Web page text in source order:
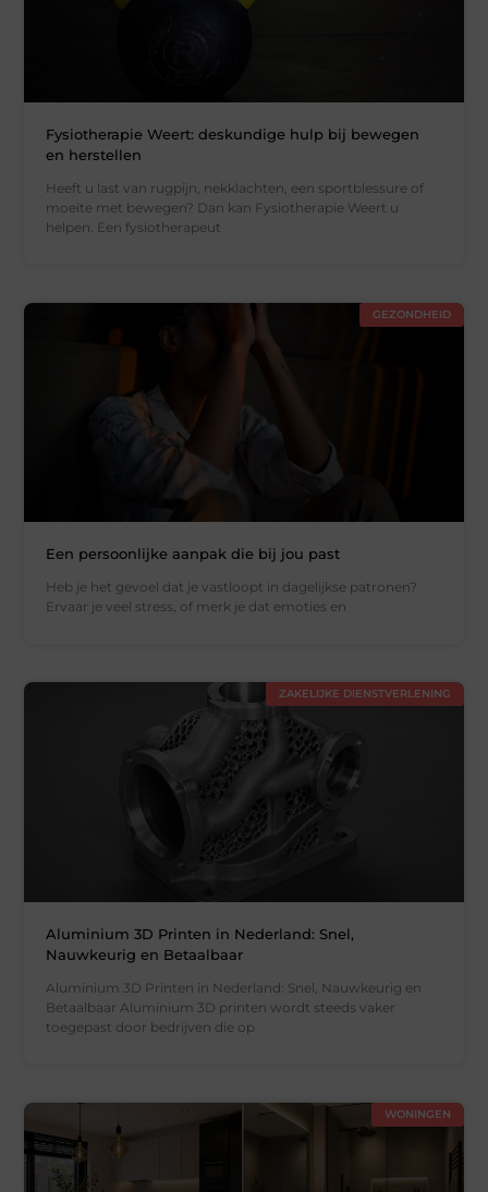
Fysiotherapie Weert: deskundige hulp bij bewegen
en herstellen
Heeft u last van rugpijn, nekklachten, een sportblessure of
moeite met bewegen? Dan kan Fysiotherapie Weert u
helpen. Een fysiotherapeut
GEZONDHEID
Een persoonlijke aanpak die bij jou past
Heb je het gevoel dat je vastloopt in dagelijkse patronen?
Ervaar je veel stress, of merk je dat emoties en
ZAKELIJKE DIENSTVERLENING
Aluminium 3D Printen in Nederland: Snel,
Nauwkeurig en Betaalbaar
Aluminium 3D Printen in Nederland: Snel, Nauwkeurig en
Betaalbaar Aluminium 3D printen wordt steeds vaker
toegepast door bedrijven die op
WONINGEN